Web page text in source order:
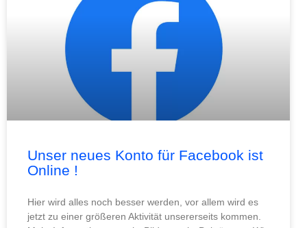
Unser neues Konto für Facebook ist
Online !
Hier wird alles noch besser werden, vor allem wird es
jetzt zu einer größeren Aktivität unsererseits kommen.